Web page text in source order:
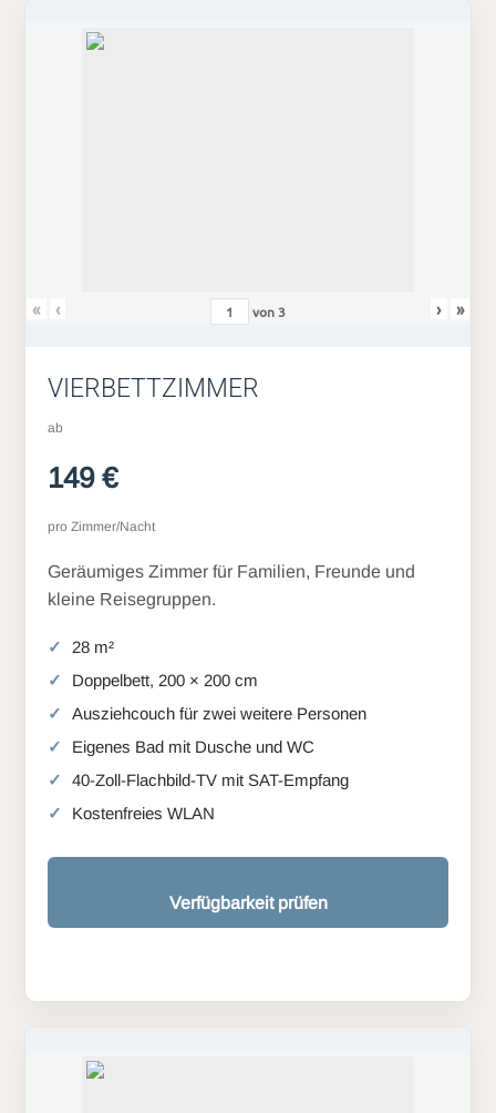
« ‹ von3 › »
VIERBETTZIMMER
ab
149 €
pro Zimmer/Nacht
Geräumiges Zimmer für Familien, Freunde und
kleine Reisegruppen.
28 m²
Doppelbett, 200 × 200 cm
Ausziehcouch für zwei weitere Personen
Eigenes Bad mit Dusche und WC
40-Zoll-Flachbild-TV mit SAT-Empfang
Kostenfreies WLAN
Verfügbarkeit prüfen